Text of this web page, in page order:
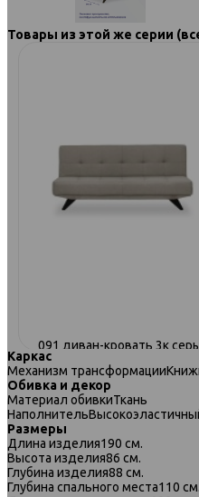
Товары из этой же серии
091 диван-кровать 3к
Каркас
Механизм трансформации
Обивка и декор
Материал обивкиТкань
Наполнитель
Размеры
Длина изделия190 см.
Высота изделия86 см.
Глубина изделия88 см.
Глубина спального места110 см.